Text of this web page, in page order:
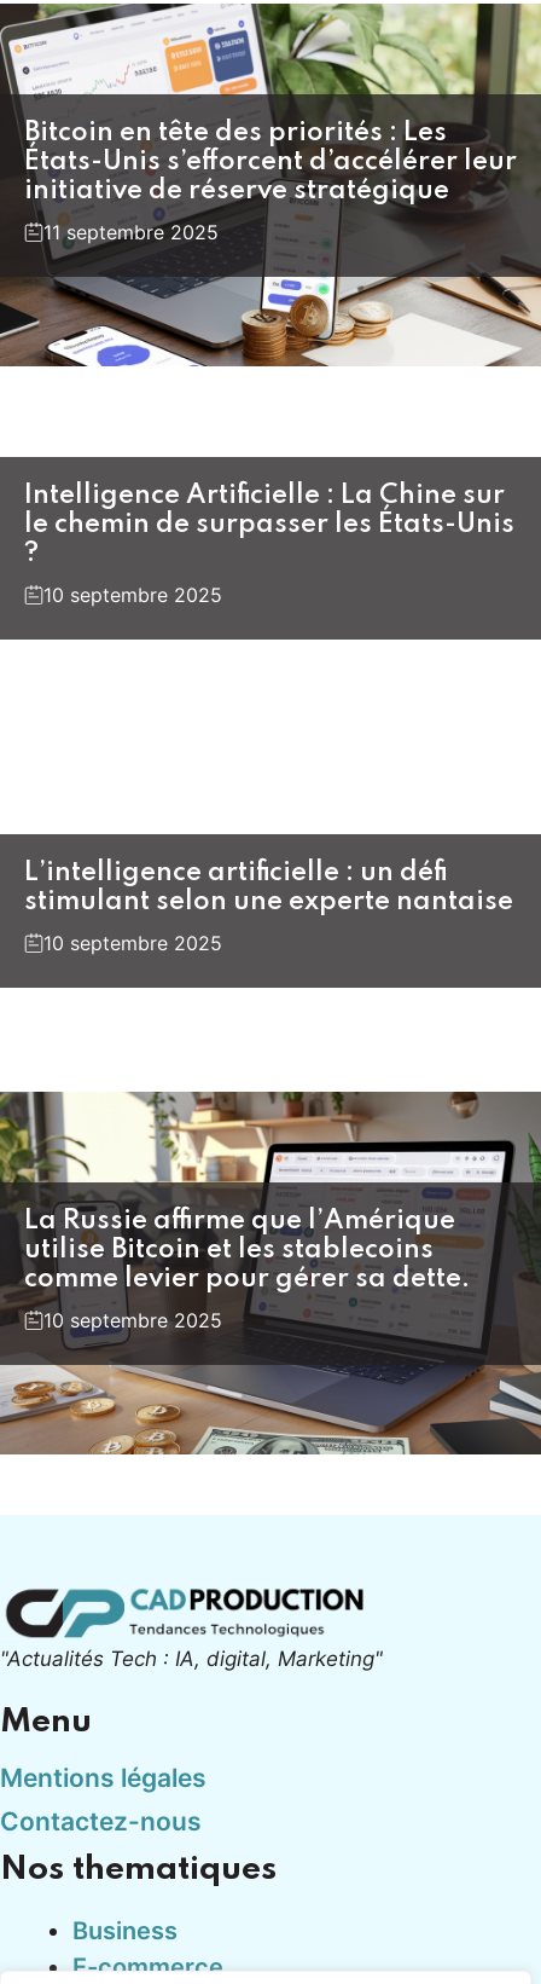
Bitcoin en tête des priorités : Les
États-Unis s’efforcent d’accélérer leur
initiative de réserve stratégique
11 septembre 2025
Intelligence Artificielle : La Chine sur
le chemin de surpasser les États-Unis
?
10 septembre 2025
L’intelligence artificielle : un défi
stimulant selon une experte nantaise
10 septembre 2025
La Russie affirme que l’Amérique
utilise Bitcoin et les stablecoins
comme levier pour gérer sa dette.
10 septembre 2025
"Actualités Tech : IA, digital, Marketing"
Menu
Mentions légales
Contactez-nous
Nos thematiques
Business
E-commerce